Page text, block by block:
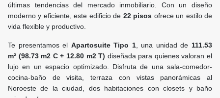
últimas tendencias del mercado inmobiliario. Con un diseño
moderno y eficiente, este edificio de 22 pisos ofrece un estilo de
vida flexible y productivo.
Te presentamos el Apartosuite Tipo 1, una unidad de 111.53
m² (98.73 m2 C + 12.80 m2 T) diseñada para quienes valoran el
lujo en un espacio optimizado. Disfruta de una sala-comedor-
cocina-baño de visita, terraza con vistas panorámicas al
Noroeste de la ciudad, dos habitaciones con closets y baño